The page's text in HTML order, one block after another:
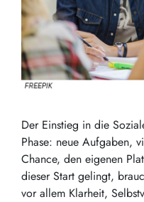
Der Einstieg in die
Phase: neue Aufgaben,
Chance, den eigenen
dieser Start gelingt,
vor allem Klarheit,